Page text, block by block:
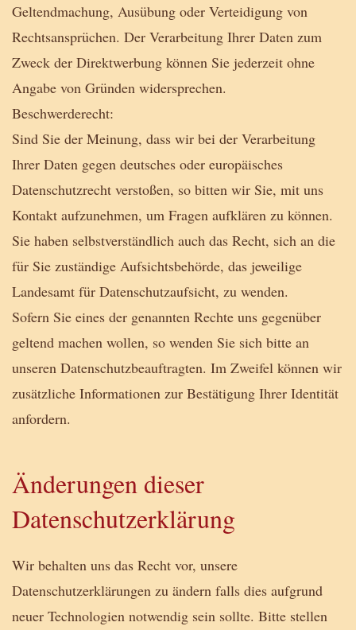
Geltendmachung, Ausübung oder Verteidigung von
Rechtsansprüchen. Der Verarbeitung Ihrer Daten zum
Zweck der Direktwerbung können Sie jederzeit ohne
Angabe von Gründen widersprechen.
Beschwerderecht:
Sind Sie der Meinung, dass wir bei der Verarbeitung
Ihrer Daten gegen deutsches oder europäisches
Datenschutzrecht verstoßen, so bitten wir Sie, mit uns
Kontakt aufzunehmen, um Fragen aufklären zu können.
Sie haben selbstverständlich auch das Recht, sich an die
für Sie zuständige Aufsichtsbehörde, das jeweilige
Landesamt für Datenschutzaufsicht, zu wenden.
Sofern Sie eines der genannten Rechte uns gegenüber
geltend machen wollen, so wenden Sie sich bitte an
unseren Datenschutzbeauftragten. Im Zweifel können wir
zusätzliche Informationen zur Bestätigung Ihrer Identität
anfordern.
Änderungen dieser
Datenschutzerklärung
Wir behalten uns das Recht vor, unsere
Datenschutzerklärungen zu ändern falls dies aufgrund
neuer Technologien notwendig sein sollte. Bitte stellen